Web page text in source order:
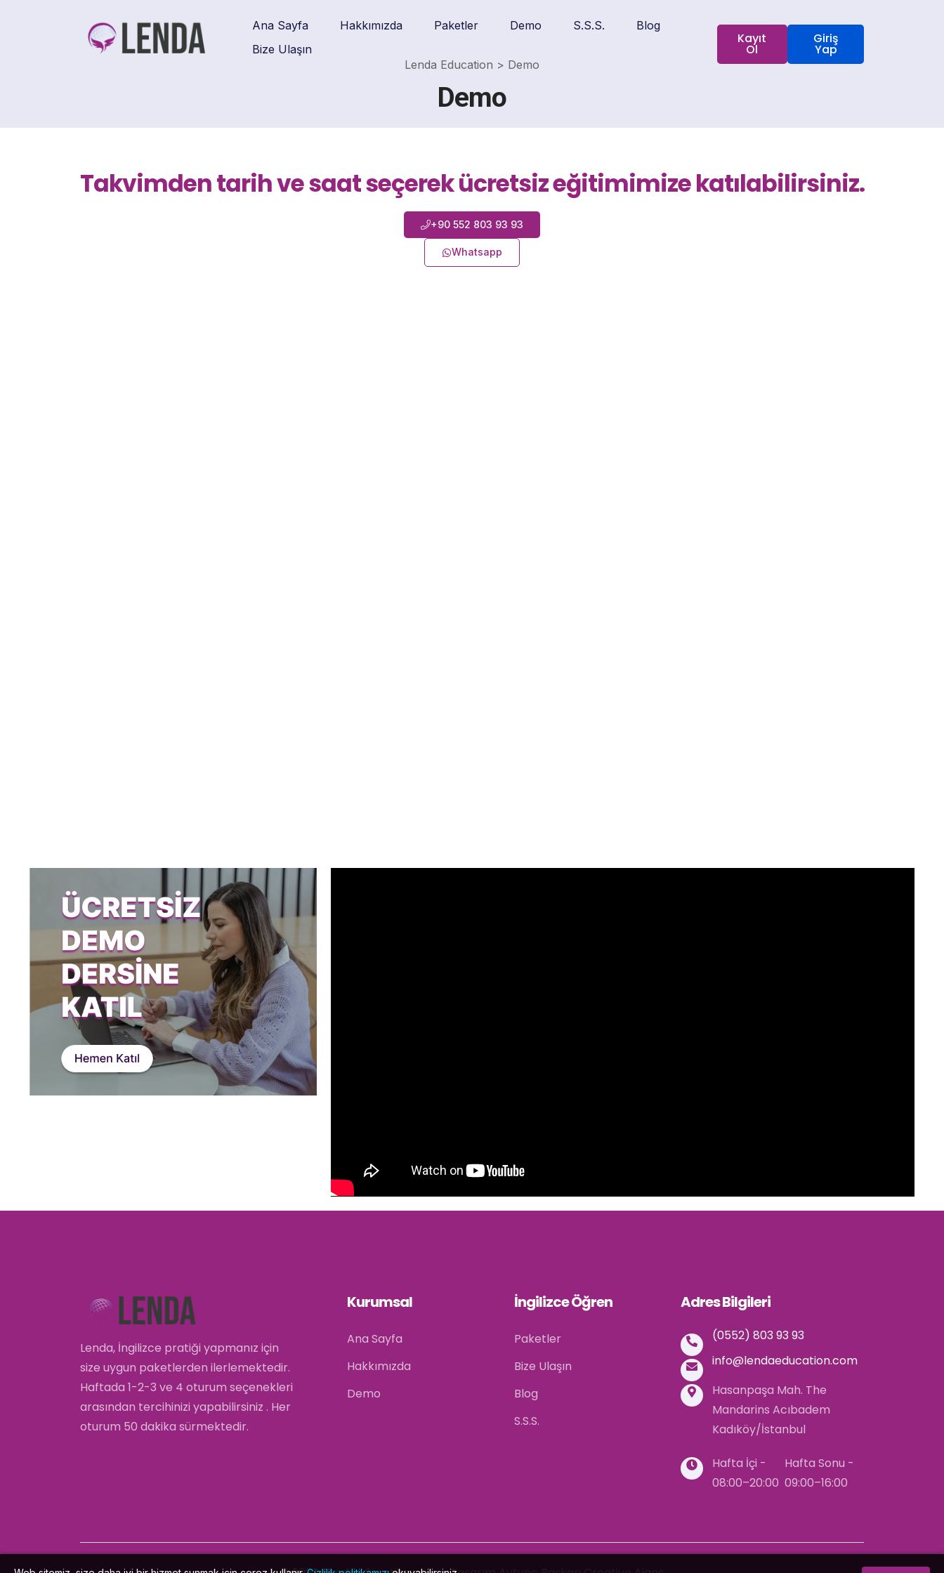
Ana Sayfa Hakkımızda Paketler Demo S.S.S.
Blog
Bize Ulaşın
Kayıt
Ol
Giriş
Yap
Lenda Education > Demo
Demo
Takvimden tarih ve saat seçerek ücretsiz eğitimimize katılabilirsiniz.
+90 552 803 93 93
Whatsapp
Lenda, İngilizce pratiği yapmanız için
size uygun paketlerden ilerlemektedir.
Haftada 1-2-3 ve 4 oturum seçenekleri
arasından tercihinizi yapabilirsiniz . Her
oturum 50 dakika sürmektedir.
Kurumsal
Ana Sayfa
Hakkımızda
Demo
İngilizce Öğren
Paketler
Bize Ulaşın
Blog
S.S.S.
Adres Bilgileri
(0552) 803 93 93
info@lendaeducation.com
Hasanpaşa Mah. The
Mandarins Acıbadem
Kadıköy/İstanbul
Hafta İçi -
08:00–20:00
Hafta Sonu -
09:00–16:00